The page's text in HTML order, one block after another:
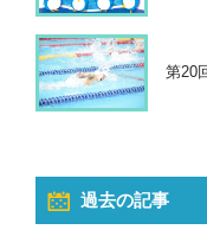
第20
過去の記事